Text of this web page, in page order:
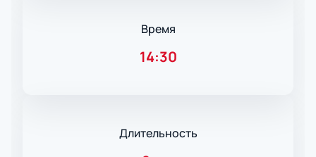
Время
14:30
Длительность